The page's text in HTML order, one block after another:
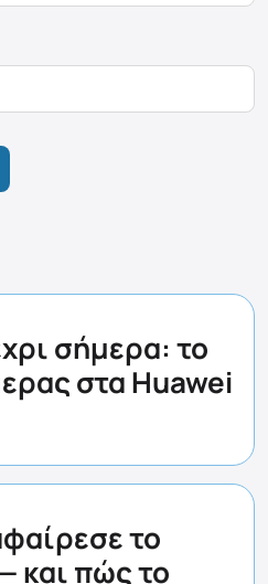
σήμερα: το
στα Huawei
το
και πώς το